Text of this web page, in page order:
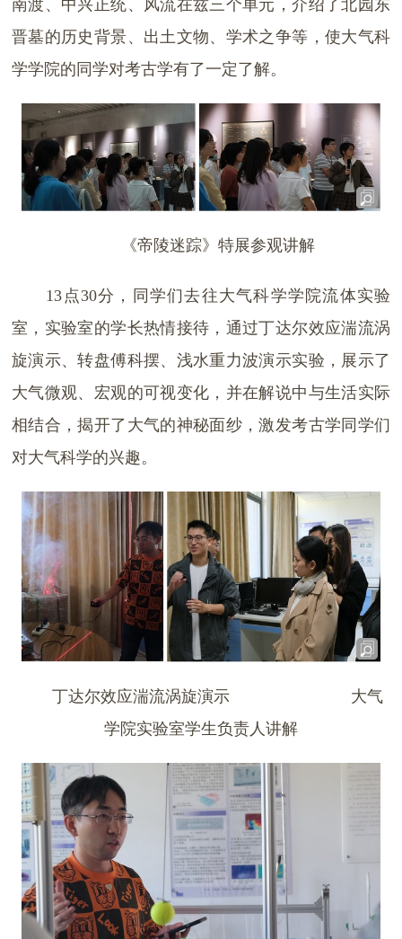
南渡、中兴正统、风流在兹三个单元，介绍了北园东
晋墓的历史背景、出土文物、学术之争等，使大气科
学学院的同学对考古学有了一定了解。
《帝陵迷踪》特展参观讲解
13点30分，同学们去往大气科学学院流体实验
室，实验室的学长热情接待，通过丁达尔效应湍流涡
旋演示、转盘傅科摆、浅水重力波演示实验，展示了
大气微观、宏观的可视变化，并在解说中与生活实际
相结合，揭开了大气的神秘面纱，激发考古学同学们
对大气科学的兴趣。
丁达尔效应湍流涡旋演示 大气
学院实验室学生负责人讲解